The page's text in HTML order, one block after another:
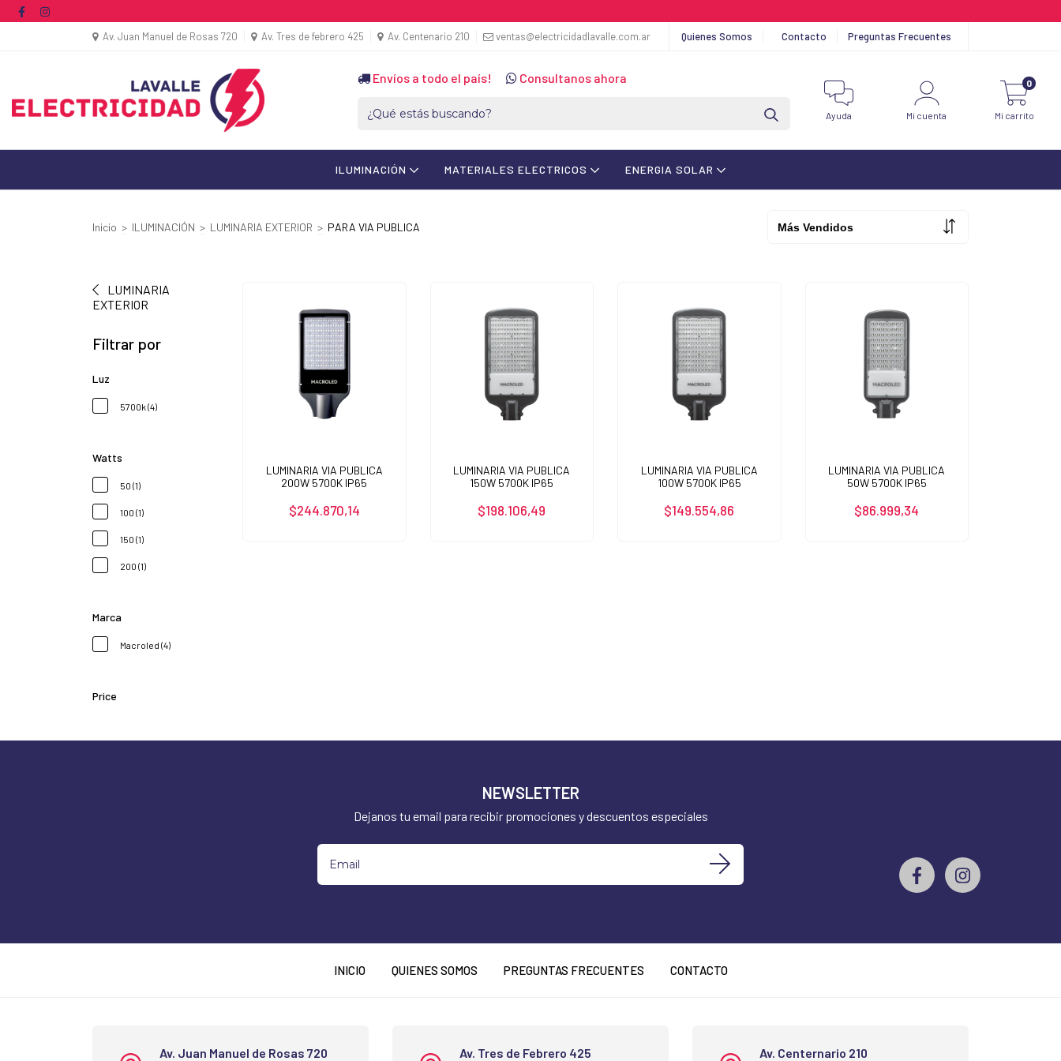
Av. Juan Manuel de Rosas 720 Av. Tres de febrero 425 Av. Centenario 210 ventas@electricidadlavalle.com.ar Quienes Somos Contacto Preguntas Frecuentes
Envíos a todo el país! Consultanos ahora
Ayuda Mi cuenta Mi carrito
0
ILUMINACIÓN MATERIALES ELECTRICOS ENERGIA SOLAR
Inicio > ILUMINACIÓN > LUMINARIA EXTERIOR > PARA VIA PUBLICA
LUMINARIA
EXTERIOR
Filtrar por
Luz
5700k (4)
Watts
50 (1)
100 (1)
150 (1)
200 (1)
Marca
Macroled (4)
Price
LUMINARIA VIA PUBLICA
200W 5700K IP65
$244.870,14
LUMINARIA VIA PUBLICA
150W 5700K IP65
$198.106,49
LUMINARIA VIA PUBLICA
100W 5700K IP65
$149.554,86
LUMINARIA VIA PUBLICA
50W 5700K IP65
$86.999,34
NEWSLETTER
Dejanos tu email para recibir promociones y descuentos especiales
INICIO QUIENES SOMOS PREGUNTAS FRECUENTES CONTACTO
Av. Juan Manuel de Rosas 720 Av. Tres de Febrero 425 Av. Centernario 210